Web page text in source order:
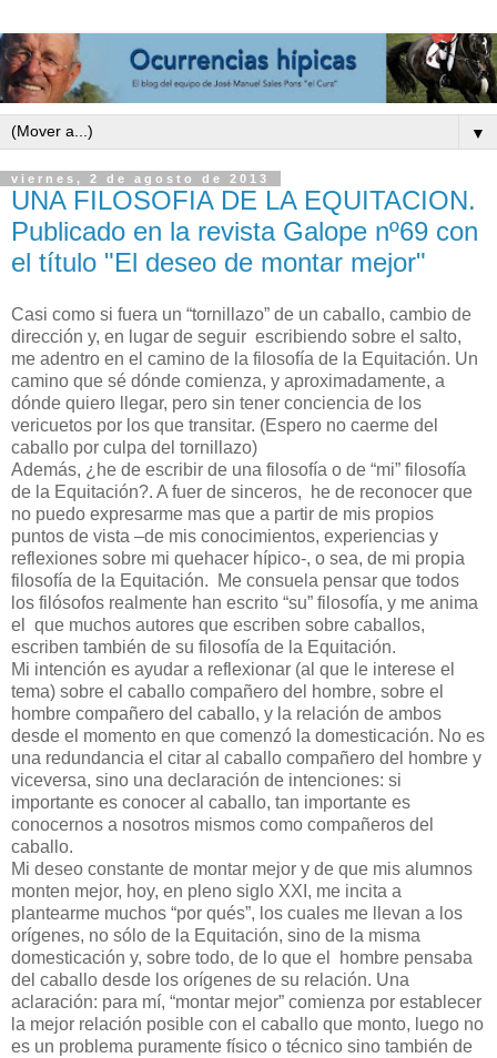
▼
viernes, 2 de agosto de 2013
UNA FILOSOFIA DE LA EQUITACION.
Publicado en la revista Galope nº69 con
el título "El deseo de montar mejor"
Casi como si fuera un “tornillazo” de un caballo, cambio de
dirección y, en lugar de seguir escribiendo sobre el salto,
me adentro en el camino de la filosofía de la Equitación. Un
camino que sé dónde comienza, y aproximadamente, a
dónde quiero llegar, pero sin tener conciencia de los
vericuetos por los que transitar. (Espero no caerme del
caballo por culpa del tornillazo)
Además, ¿he de escribir de una filosofía o de “mi” filosofía
de la Equitación?. A fuer de sinceros, he de reconocer que
no puedo expresarme mas que a partir de mis propios
puntos de vista –de mis conocimientos, experiencias y
reflexiones sobre mi quehacer hípico-, o sea, de mi propia
filosofía de la Equitación. Me consuela pensar que todos
los filósofos realmente han escrito “su” filosofía, y me anima
el que muchos autores que escriben sobre caballos,
escriben también de su filosofía de la Equitación.
Mi intención es ayudar a reflexionar (al que le interese el
tema) sobre el caballo compañero del hombre, sobre el
hombre compañero del caballo, y la relación de ambos
desde el momento en que comenzó la domesticación. No es
una redundancia el citar al caballo compañero del hombre y
viceversa, sino una declaración de intenciones: si
importante es conocer al caballo, tan importante es
conocernos a nosotros mismos como compañeros del
caballo.
Mi deseo constante de montar mejor y de que mis alumnos
monten mejor, hoy, en pleno siglo XXI, me incita a
plantearme muchos “por qués”, los cuales me llevan a los
orígenes, no sólo de la Equitación, sino de la misma
domesticación y, sobre todo, de lo que el hombre pensaba
del caballo desde los orígenes de su relación. Una
aclaración: para mí, “montar mejor” comienza por establecer
la mejor relación posible con el caballo que monto, luego no
es un problema puramente físico o técnico sino también de